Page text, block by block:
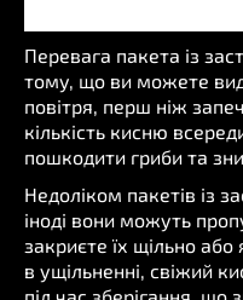
Перевага пакета із
тому, що ви можете
повітря, перш ніж
кількість кисню
пошкодити гриби та
Недоліком пакетів із
іноді вони можуть
закриєте їх щільно
в ущільненні, свіжий